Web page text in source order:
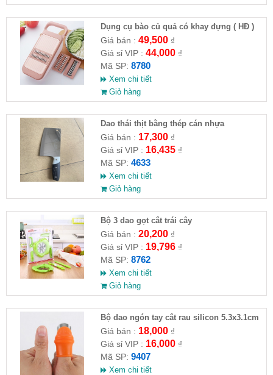
Dụng cụ bào củ quả có khay đựng ( HĐ )
Giá bán : 49,500₫
Giá sỉ VIP : 44,000₫
Mã SP: 8780
Xem chi tiết
Giỏ hàng
Dao thái thịt bằng thép cán nhựa
Giá bán : 17,300₫
Giá sỉ VIP : 16,435₫
Mã SP: 4633
Xem chi tiết
Giỏ hàng
Bộ 3 dao gọt cắt trái cây
Giá bán : 20,200₫
Giá sỉ VIP : 19,796₫
Mã SP: 8762
Xem chi tiết
Giỏ hàng
Bộ dao ngón tay cắt rau silicon 5.3x3.1cm
Giá bán : 18,000₫
Giá sỉ VIP : 16,000₫
Mã SP: 9407
Xem chi tiết